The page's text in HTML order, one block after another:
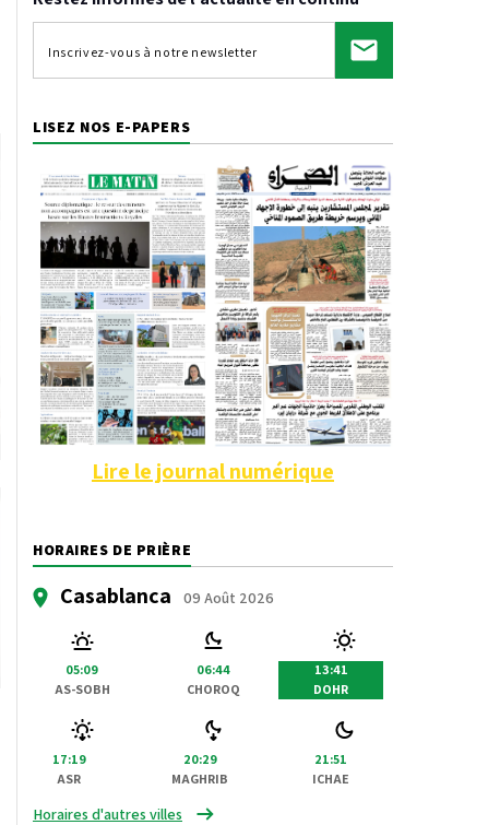
LISEZ NOS E-PAPERS
Lire le journal numérique
HORAIRES DE PRIÈRE
Casablanca 09 Août 2026
05:09
AS-SOBH
06:44
CHOROQ
13:41
DOHR
17:19
ASR
20:29
MAGHRIB
21:51
ICHAE
Horaires d'autres villes